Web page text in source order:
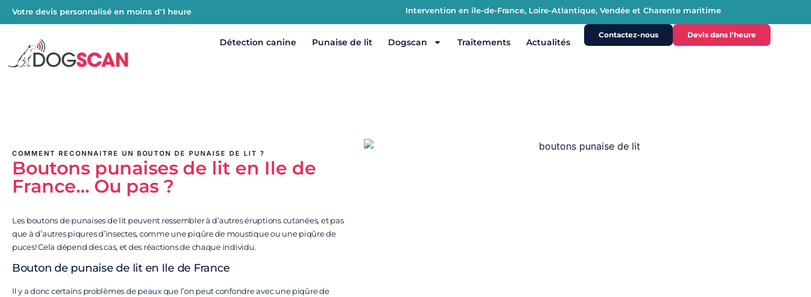
Votre devis personnalisé en moins d'1 heure Intervention en île-de-France, Loire-Atlantique, Vendée et Charente maritime
Détection canine Punaise de lit Dogscan Traitements Actualités
Contactez-nous Devis dans l'heure
COMMENT RECONNAITRE UN BOUTON DE PUNAISE DE LIT ?
Boutons punaises de lit en Ile de
France… Ou pas ?
Les boutons de punaises de lit peuvent ressembler à d’autres éruptions cutanées, et pas
que à d’autres piqures d’insectes, comme une piqûre de moustique ou une piqûre de
puces! Cela dépend des cas, et des réactions de chaque individu.
Bouton de punaise de lit en Ile de France
Il y a donc certains problèmes de peaux que l’on peut confondre avec une piqûre de